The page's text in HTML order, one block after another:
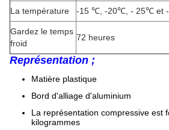
La température -15 ℃, -20℃, - 25℃ et
Gardez le temps
froid
72 heures
Représentation ;
Matière plastique
Bord d'alliage d'aluminium
La représentation compressive est
kilogrammes